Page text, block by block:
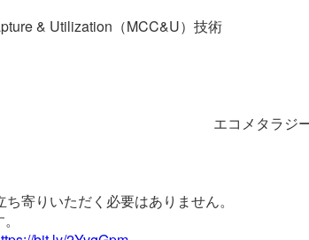
& Utilization（MCC&U） 技術
エコメタラジ
寄りいただく必要はありません。